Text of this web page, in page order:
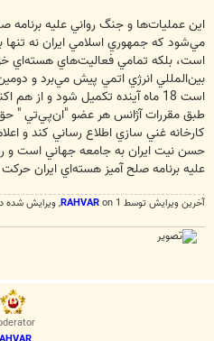
اين عمليات‌ها و جنگ رواني عليه برنامه
مي‌شود كه جمهوري اسلامي ايران نه تنها
است، بلكه تمامي فعاليت‌هاي هسته‌اي
بين‌المللي انرژي اتمي پيش مي‌برد و دومين
است 18 ماه آينده تكميل شود و از هم اكنون بهآژانس اطلاع داده شده است.
طبق مقررات آژانس هر عضو "ان‌پي‌تي "
حسن نيت ايران به جامعه جهاني است و
عليه برنامه صلح آميز هسته‌اي ايران
آخرین ويرايش توسط 1 on RAHVAR, ويرايش شده در